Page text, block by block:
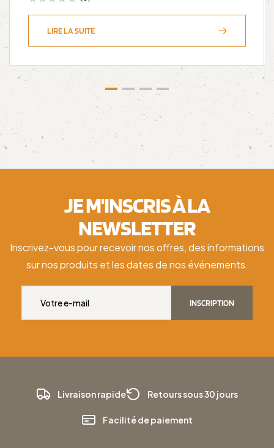
LIRE LA SUITE
JE M'INSCRIS À LA
NEWSLETTER
Inscrivez-vous pour recevoir nos offres, des informations
sur nos produits et les dates de nos événements.
INSCRIPTION
Livraison rapide Retours sous 30 jours
Facilité de paiement